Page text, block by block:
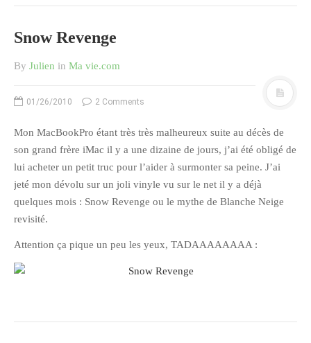
Snow Revenge
By Julien in Ma vie.com
01/26/2010 2 Comments
Mon MacBookPro étant très très malheureux suite au décès de
son grand frère iMac il y a une dizaine de jours, j’ai été obligé de
lui acheter un petit truc pour l’aider à surmonter sa peine. J’ai
jeté mon dévolu sur un joli vinyle vu sur le net il y a déjà
quelques mois : Snow Revenge ou le mythe de Blanche Neige
revisité.
Attention ça pique un peu les yeux, TADAAAAAAAA :